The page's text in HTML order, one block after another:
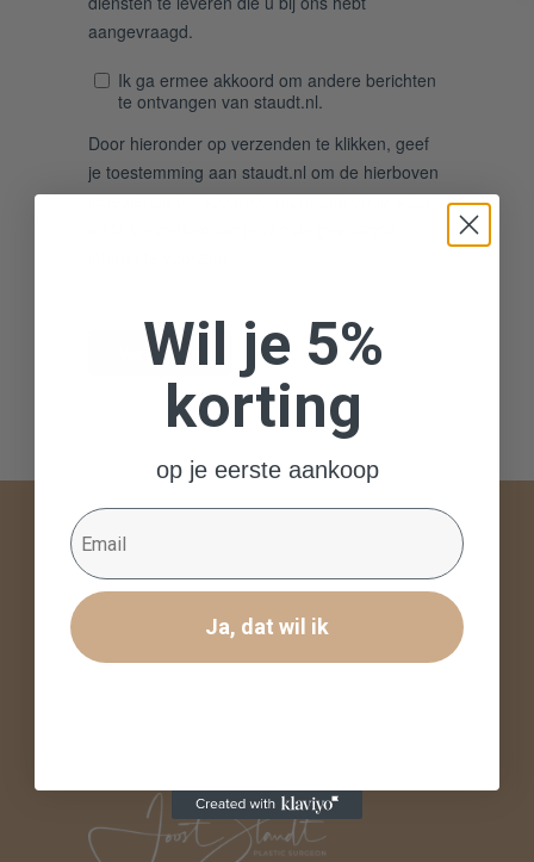
Over STAUDT
Als plastisch chirurg weet ik hoe groot de rol van
collageen is in de structuur en uitstraling van de
Wil je 5%
korting
op je eerste aankoop
Email
Ja, dat wil ik